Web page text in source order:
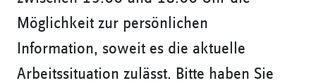
Möglichkeit zur persönlichen
Information, soweit es die aktuelle
Arbeitssituation zulässt. Bitte haben Sie